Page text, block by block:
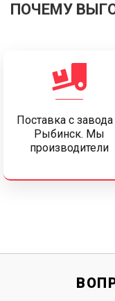
ПОЧЕМУ
Поставка c завода
Рыбинск. Мы
производители